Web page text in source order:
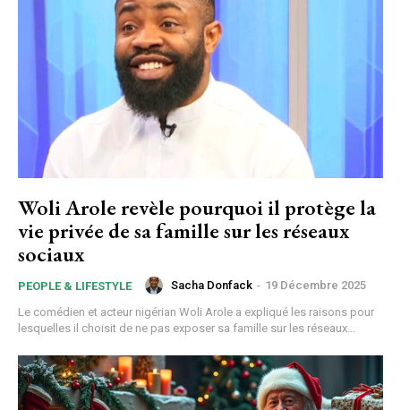
Praesent euismod ac
Ut mollis pellentesque tortor
Nullam eu erat condimentum
Donec quis est ac felis
Orci varius natoque dolor
Member full access
$100 / year
Etiam est nibh, lobortis sit
Woli Arole revèle pourquoi il protège la
vie privée de sa famille sur les réseaux
sociaux
PEOPLE & LIFESTYLE Sacha Donfack - 19 Décembre 2025
Le comédien et acteur nigérian Woli Arole a expliqué les raisons pour
lesquelles il choisit de ne pas exposer sa famille sur les réseaux...